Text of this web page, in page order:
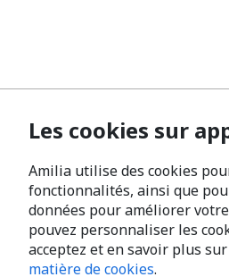
Les cookies sur
Amilia utilise des cookies
fonctionnalités, ainsi que
données pour améliorer
pouvez personnaliser les
acceptez et en savoir plus
matière de cookies.